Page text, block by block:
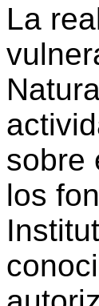
La
sobre
los